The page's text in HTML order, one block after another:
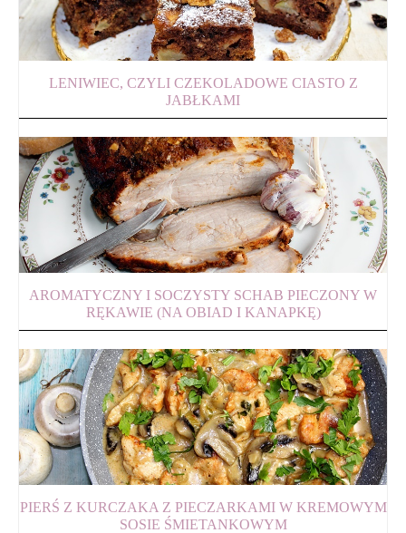
LENIWIEC, CZYLI CZEKOLADOWE CIASTO Z
JABŁKAMI
AROMATYCZNY I SOCZYSTY SCHAB PIECZONY W
RĘKAWIE (NA OBIAD I KANAPKĘ)
PIERŚ Z KURCZAKA Z PIECZARKAMI W KREMOWYM
SOSIE ŚMIETANKOWYM